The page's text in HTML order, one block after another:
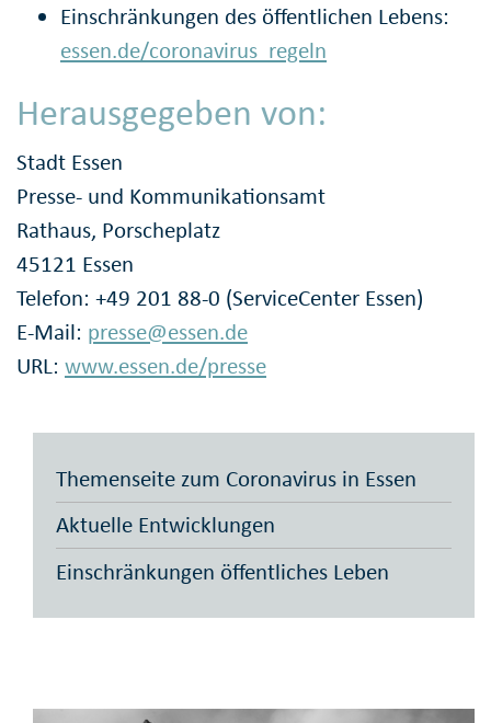
Einschränkungen des öffentlichen Lebens:
essen.de/coronavirus_regeln
Herausgegeben von:
Stadt Essen
Presse- und Kommunikationsamt
Rathaus, Porscheplatz
45121 Essen
Telefon: +49 201 88-0 (ServiceCenter Essen)
E-Mail: presse@essen.de
URL: www.essen.de/presse
Themenseite zum Coronavirus in Essen
Aktuelle Entwicklungen
Einschränkungen öffentliches Leben